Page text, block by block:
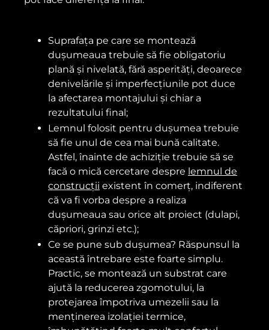
Suprafața pe care se montează
dușumeaua trebuie să fie obligatoriu
plană și nivelată, fără asperități, deoarece
denivelările și imperfecțiunile pot duce
la afectarea montajului și chiar a
rezultatului final;
Lemnul folosit pentru dușumea trebuie
să fie unul de cea mai bună calitate.
Astfel, înainte de achiziție trebuie să se
facă o mică cercetare despre lemnul de
construcții existent în comerț, indiferent
că va fi vorba despre a realiza
dușumeaua sau orice alt proiect (dulapi,
căpriori, grinzi etc.);
Ce se pune sub dușumea? Răspunsul la
această întrebare este foarte simplu.
Practic, se montează un substrat care
ajută la reducerea zgomotului, la
protejarea împotriva umezelii sau la
menținerea izolației termice,